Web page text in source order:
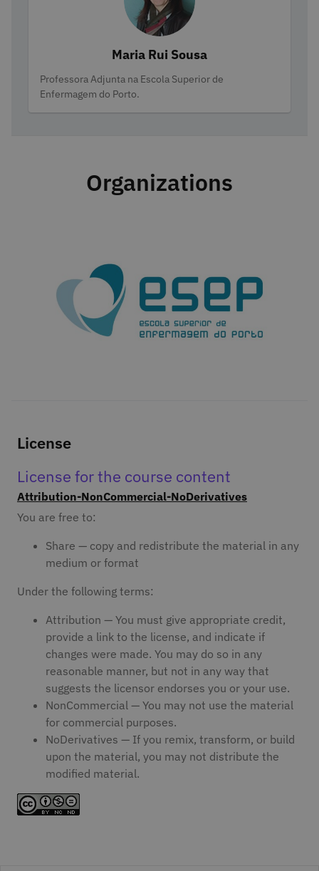
Maria Rui Sousa
Categories
Professora Adjunta na Escola Superior de
Enfermagem do Porto.
Organizations
License
License for the course content
Attribution-NonCommercial-NoDerivatives
You are free to:
Share — copy and redistribute the material in any
medium or format
Under the following terms:
Attribution — You must give appropriate credit,
provide a link to the license, and indicate if
changes were made. You may do so in any
reasonable manner, but not in any way that
suggests the licensor endorses you or your use.
NonCommercial — You may not use the material
for commercial purposes.
NoDerivatives — If you remix, transform, or build
upon the material, you may not distribute the
modified material.